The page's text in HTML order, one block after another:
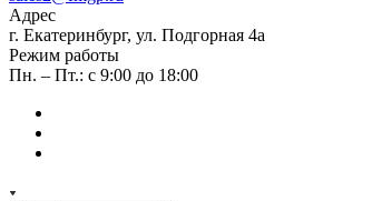
Адрес
г. Екатеринбург, ул. Подгорная 4а
Режим работы
Пн. – Пт.: с 9:00 до 18:00